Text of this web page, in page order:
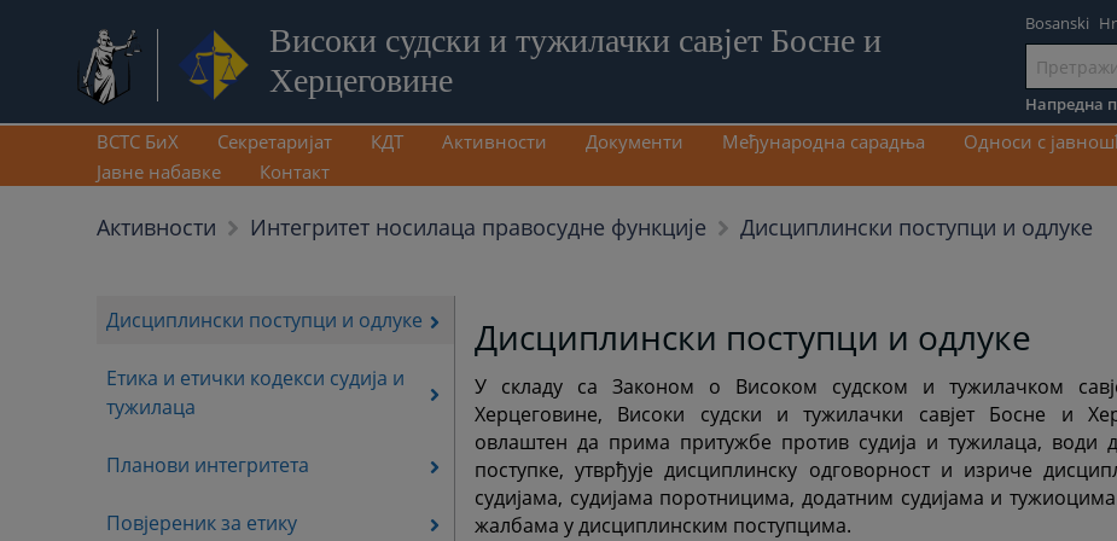
Високи судски и тужилачки савјет Босне и
Херцеговине
Иди
на
садржај
Bosanski
Напредна
ВСТС БиХ Секретаријат КДТ Активности Документи Међународна сарадња Односи с
Јавне набавке
Контакт
Активности Интегритет носилаца правосудне функције Дисциплински поступци и одлуке
Дисциплински поступци и одлуке
Етика и етички кодекси судија и
тужилаца
Планови интегритета
Повјереник за етику
Дисциплински поступци и одлуке
У складу са Законом о Високом судском и тужилачком
Херцеговине, Високи судски и тужилачки савјет Босне и
овлаштен да прима притужбе против судија и тужилаца, води
поступке, утврђује дисциплинску одговорност и изриче
судијама, судијама поротницима, додатним судијама и
жалбама у дисциплинским поступцима.